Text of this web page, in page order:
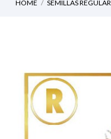
HOME SEMILLAS REGULAR